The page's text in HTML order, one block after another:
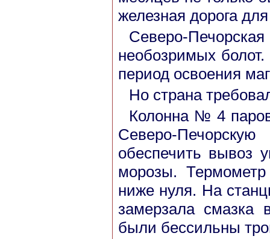
железная дорога
Северо-
необозримых
период освоения
Но страна
Колонна № 4
Северо-
обеспечить вывоз
морозы.
ниже нуля. На
замерзала смазка
были бессильны